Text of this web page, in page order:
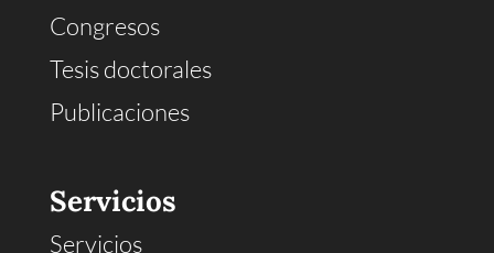
Congresos
Tesis doctorales
Publicaciones
Servicios
Servicios